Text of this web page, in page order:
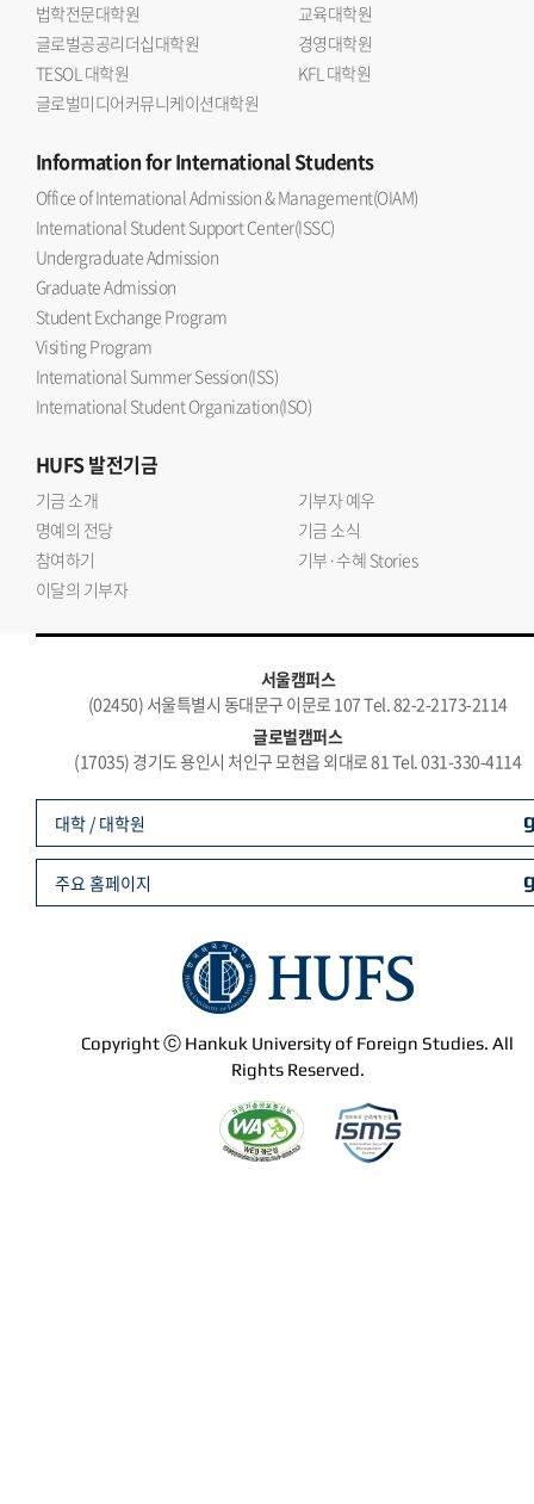
법학전문대학원
교육대학원
글로벌공공리더십대학원
경영대학원
TESOL 대학원
KFL 대학원
글로벌미디어커뮤니케이션대학원
Informationfor International Students
Office of International Admission & Management(OIAM)
International Student Support Center(ISSC)
Undergraduate Admission
Graduate Admission
Student Exchange Program
Visiting Program
International Summer Session(ISS)
International Student Organization(ISO)
HUFS발전기금
기금 소개
기부자 예우
명예의 전당
기금 소식
참여하기
기부·수혜 Stories
이달의 기부자
서울캠퍼스
(02450) 서울특별시 동대문구 이문로 107 Tel. 82-2-2173-2114
글로벌캠퍼스
(17035) 경기도 용인시 처인구 모현읍 외대로 81 Tel. 031-330-4114
Copyright ⓒ Hankuk University of Foreign Studies. All
Rights Reserved.
대학 / 대학원
주요 홈페이지